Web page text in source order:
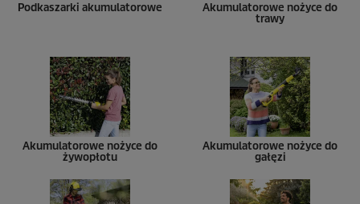
Podkaszarki akumulatorowe
Akumulatorowe nożyce do
trawy
Akumulatorowe nożyce do
żywopłotu
Akumulatorowe nożyce do
gałęzi